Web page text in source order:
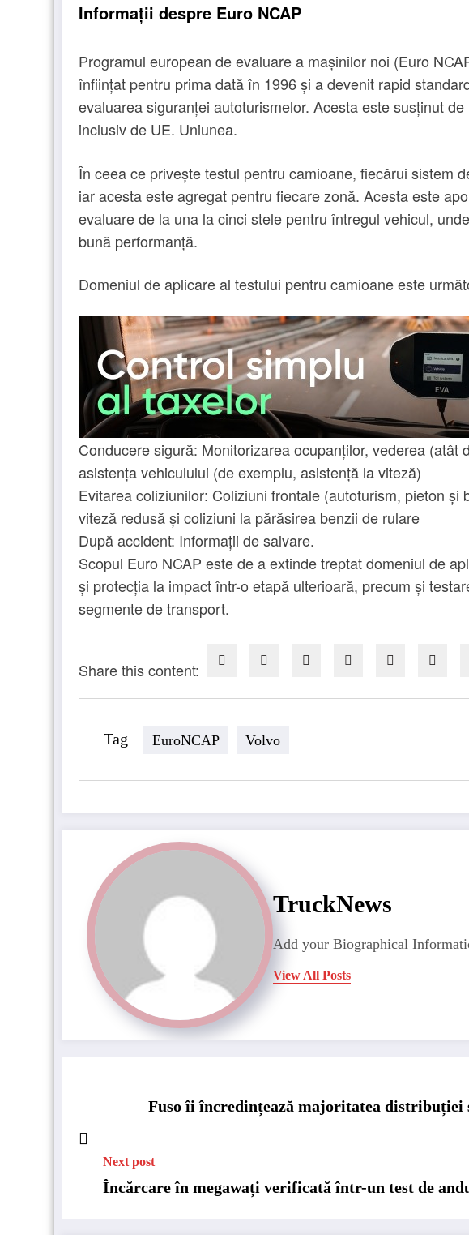
Informații despre Euro NCAP
Programul european de evaluare a mașinilor noi (Euro
înființat pentru prima dată în 1996 și a devenit rapid
evaluarea siguranței autoturismelor. Acesta este susținut
inclusiv de UE. Uniunea.
În ceea ce privește testul pentru camioane, fiecărui sistem
iar acesta este agregat pentru fiecare zonă. Acesta este
evaluare de la una la cinci stele pentru întregul vehicul,
bună performanță.
Domeniul de aplicare al testului pentru camioane este
Conducere sigură: Monitorizarea ocupanților, vederea (atât
asistența vehiculului (de exemplu, asistență la viteză)
Evitarea coliziunilor: Coliziuni frontale (autoturism, pieton și
viteză redusă și coliziuni la părăsirea benzii de rulare
După accident: Informații de salvare.
Scopul Euro NCAP este de a extinde treptat domeniul de
și protecția la impact într-o etapă ulterioară, precum și
segmente de transport.
Share this content:
Tag EuroNCAP Volvo
TruckNews
Add your Biographical
View All Posts
Fuso îi încredințează majoritatea distribuției
Next post
Încărcare în megawați verificată într-un test de